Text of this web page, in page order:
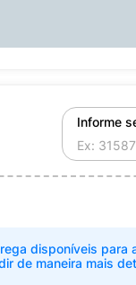
Informe
disponíveis para
de maneira mais